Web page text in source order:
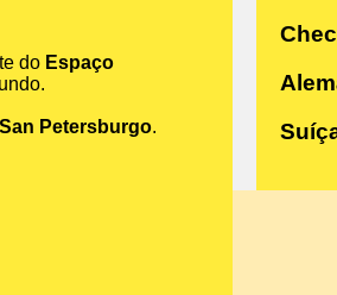
do Espaço
San Petersburgo.